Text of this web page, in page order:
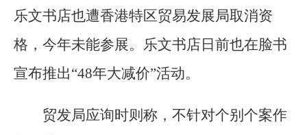
乐文书店也遭香港特区贸易发展局取消资
格，今年未能参展。乐文书店日前也在脸书
宣布推出“48年大减价”活动。
贸发局应询时则称，不针对个别个案作